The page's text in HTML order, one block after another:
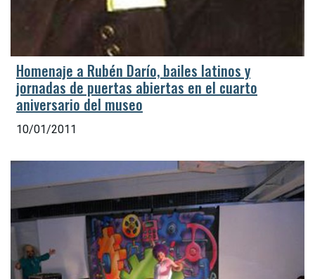
Homenaje a Rubén Darío, bailes latinos y
jornadas de puertas abiertas en el cuarto
aniversario del museo
10/01/2011